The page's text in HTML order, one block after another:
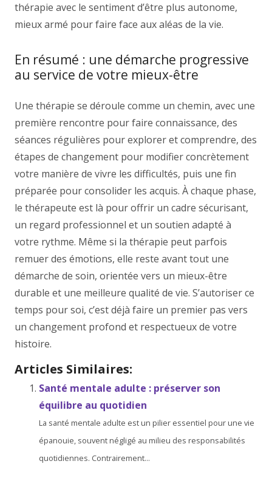
thérapie avec le sentiment d’être plus autonome,
mieux armé pour faire face aux aléas de la vie.
En résumé : une démarche progressive
au service de votre mieux-être
Une thérapie se déroule comme un chemin, avec une
première rencontre pour faire connaissance, des
séances régulières pour explorer et comprendre, des
étapes de changement pour modifier concrètement
votre manière de vivre les difficultés, puis une fin
préparée pour consolider les acquis. À chaque phase,
le thérapeute est là pour offrir un cadre sécurisant,
un regard professionnel et un soutien adapté à
votre rythme. Même si la thérapie peut parfois
remuer des émotions, elle reste avant tout une
démarche de soin, orientée vers un mieux-être
durable et une meilleure qualité de vie. S’autoriser ce
temps pour soi, c’est déjà faire un premier pas vers
un changement profond et respectueux de votre
histoire.
Articles Similaires:
Santé mentale adulte : préserver son
équilibre au quotidien
La santé mentale adulte est un pilier essentiel pour une vie
épanouie, souvent négligé au milieu des responsabilités
quotidiennes. Contrairement...